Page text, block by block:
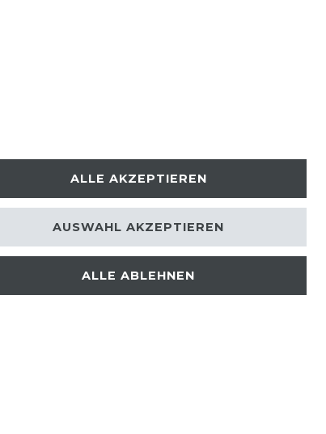
VERTRAG WIDERRUFEN
ALLE AKZEPTIEREN
ALLE ABLEHNEN
AUSWAHL AKZEPTIEREN